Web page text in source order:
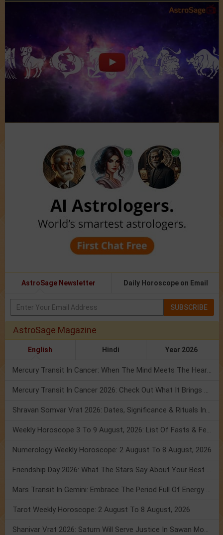
AstroSage Newsletter Daily Horoscope on Email
SUBSCRIBE
AstroSage Magazine
English Hindi Year 2026
Mercury Transit In Cancer: When The Mind Meets The Heart!
Mercury Transit In Cancer 2026: Check Out What It Brings For You
Shravan Somvar Vrat 2026: Dates, Significance & Rituals In August
Weekly Horoscope 3 To 9 August, 2026: List Of Fasts & Festivals
Numerology Weekly Horoscope: 2 August To 8 August, 2026
Friendship Day 2026: What The Stars Say About Your Best Friend!
Mars Transit In Gemini: Embrace The Period Full Of Energy & Intelligence
Tarot Weekly Horoscope: 2 August To 8 August, 2026
Shanivar Vrat 2026: Saturn Will Serve Justice In Sawan Month!